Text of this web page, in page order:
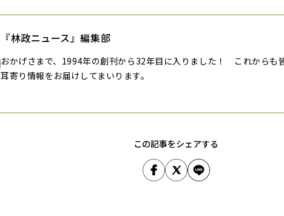
『林政ニュース』編集部
おかげさまで、1994年の創刊から32年目に入りました！ これからも
耳寄り情報をお届けしてまいります。
この記事をシェアする